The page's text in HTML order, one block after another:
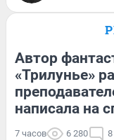
Автор
«Трилунье»
написала на
7 часов 6 280 8